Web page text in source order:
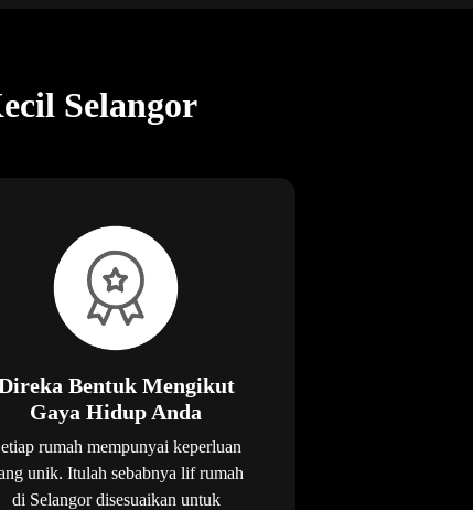
Selangor
Bentuk Mengikut
Gaya Hidup Anda
rumah mempunyai keperluan
unik. Itulah sebabnya lif rumah
di Selangor disesuaikan untuk